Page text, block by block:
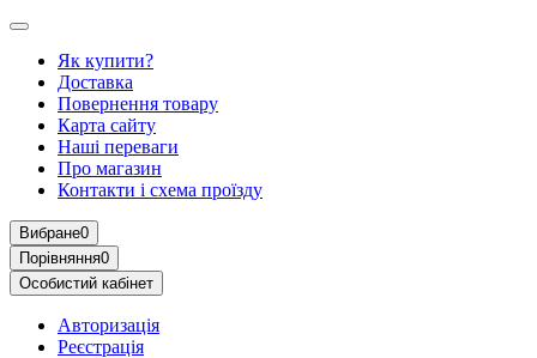
Як купити?
Доставка
Повернення товару
Карта сайту
Наші переваги
Про магазин
Контакти і схема проїзду
Вибране0
Порівняння0
Особистий кабінет
Авторизація
Реєстрація